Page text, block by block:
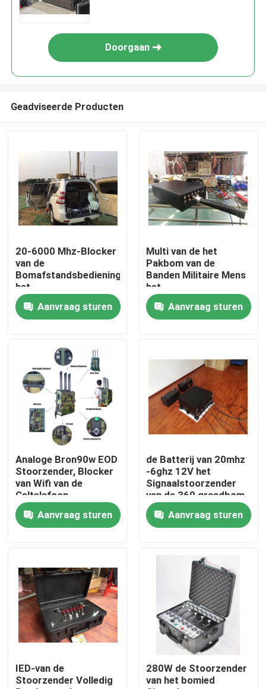
Producten
Videos
Over ons
Fabrieksrondleiding
Een offerte aanvragen
Hommelstoorzenders
Radiosignaalstoorzender
Radiofrequentiestoorzender
Doorgaan
Geadviseerde Producten
20-6000 Mhz-Blocker
van de
Bomafstandsbediening,
het
Signaalstoorzender
van het Lange
afstandrcied Voertuig
Aanvraag sturen
Multi van de het
Pakbom van de
Banden Militaire Mens
het
Signaalstoorzender
met het Blokkerende
Systeem van het Hoge
Aanvraag sturen
Analoge Bron90w EOD
Stoorzender, Blocker
van Wifi van de
Celtelefoon
Stoorzender 6 Banden
Aanvraag sturen
de Batterij van 20mhz
-6ghz 12V het
Signaalstoorzender
van de 360 graadbom
Aanvraag sturen
IED-van de
Stoorzender Volledig
280W de Stoorzender
van het bomied